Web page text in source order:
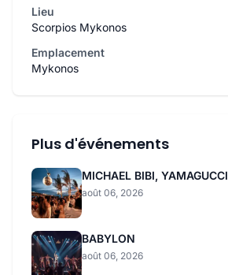
Lieu
Scorpios Mykonos
Emplacement
Mykonos
Plus d'événements
MICHAEL BIBI, YAMAGUCCI
août 06, 2026
BABYLON
août 06, 2026